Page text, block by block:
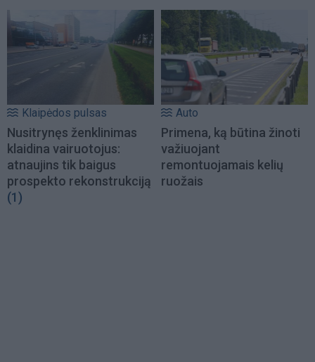
Klaipėdos pulsas
Nusitrynęs ženklinimas
klaidina vairuotojus:
atnaujins tik baigus
prospekto rekonstrukciją
(1)
Auto
Primena, ką būtina žinoti
važiuojant
remontuojamais kelių
ruožais